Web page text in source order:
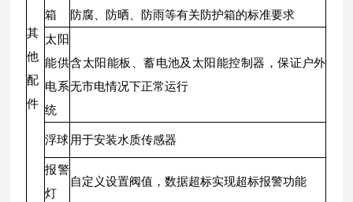
其
他
配
件
箱
防腐、防晒、防雨等有关防护箱的标准要求
太阳
能供
电系
统
含太阳能板、蓄电池及太阳能控制器，保证户外
无市电情况下正常运行
浮球 用于安装水质传感器
报警
灯
自定义设置阀值，数据超标实现超标报警功能